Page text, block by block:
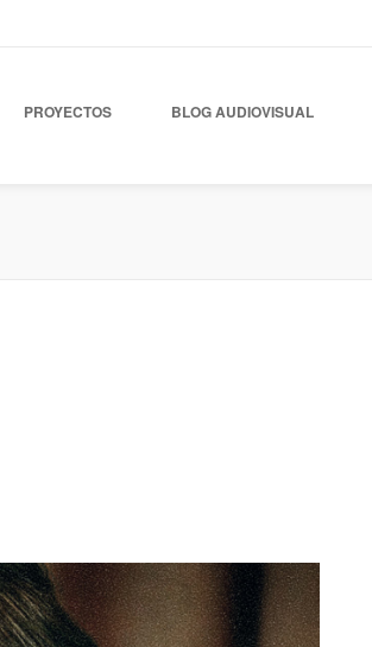
PROYECTOS BLOG AUDIOVISUAL